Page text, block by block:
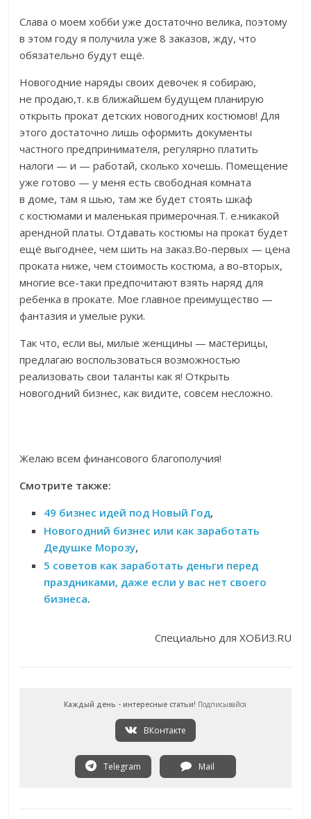
Слава о моем хобби уже достаточно велика, поэтому
в этом году я получила уже 8 заказов, жду, что
обязательно будут ещё.
Новогодние наряды своих девочек я собираю,
не продаю,т. к.в ближайшем будущем планирую
открыть прокат детских новогодних костюмов! Для
этого достаточно лишь оформить документы
частного предпринимателя, регулярно платить
налоги — и — работай, сколько хочешь. Помещение
уже готово — у меня есть свободная комната
в доме, там я шью, там же будет стоять шкаф
с костюмами и маленькая примерочная.Т. е.никакой
арендной платы. Отдавать костюмы на прокат будет
ещё выгоднее, чем шить на заказ.Во-первых — цена
проката ниже, чем стоимость костюма, а во-вторых,
многие все-таки предпочитают взять наряд для
ребенка в прокате. Мое главное преимущество —
фантазия и умелые руки.
Так что, если вы, милые женщины — мастерицы,
предлагаю воспользоваться возможностью
реализовать свои таланты как я! Открыть
новогодний бизнес, как видите, совсем несложно.
Желаю всем финансового благополучия!
Смотрите также:
49 бизнес идей под Новый Год,
Новогодний бизнес или как заработать
Дедушке Морозу,
5 советов как заработать деньги перед
праздниками, даже если у вас нет своего
бизнеса.
Специально для ХОБИЗ.RU
Каждый день - интересные статьи! Подписывайся
ВКонтакте
Telegram Mail